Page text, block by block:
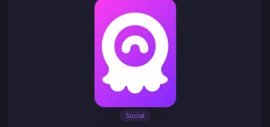
Social